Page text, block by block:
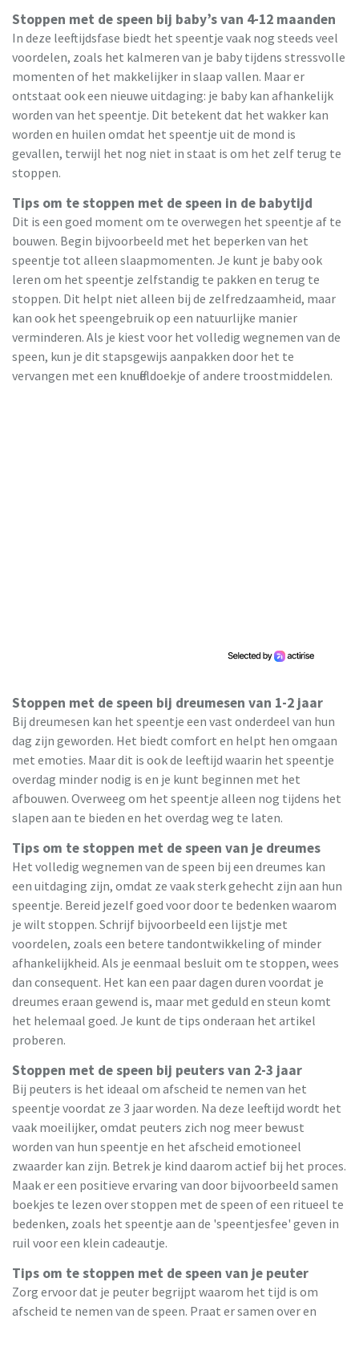
Stoppen met de speen bij baby’s van 4-12 maanden
In deze leeftijdsfase biedt het speentje vaak nog steeds veel
voordelen, zoals het kalmeren van je baby tijdens stressvolle
momenten of het makkelijker in slaap vallen. Maar er
ontstaat ook een nieuwe uitdaging: je baby kan afhankelijk
worden van het speentje. Dit betekent dat het wakker kan
worden en huilen omdat het speentje uit de mond is
gevallen, terwijl het nog niet in staat is om het zelf terug te
stoppen.
Tips om te stoppen met de speen in de babytijd
Dit is een goed moment om te overwegen het speentje af te
bouwen. Begin bijvoorbeeld met het beperken van het
speentje tot alleen slaapmomenten. Je kunt je baby ook
leren om het speentje zelfstandig te pakken en terug te
stoppen. Dit helpt niet alleen bij de zelfredzaamheid, maar
kan ook het speengebruik op een natuurlijke manier
verminderen. Als je kiest voor het volledig wegnemen van de
speen, kun je dit stapsgewijs aanpakken door het te
vervangen met een knuffeldoekje of andere troostmiddelen.
Stoppen met de speen bij dreumesen van 1-2 jaar
Bij dreumesen kan het speentje een vast onderdeel van hun
dag zijn geworden. Het biedt comfort en helpt hen omgaan
met emoties. Maar dit is ook de leeftijd waarin het speentje
overdag minder nodig is en je kunt beginnen met het
afbouwen. Overweeg om het speentje alleen nog tijdens het
slapen aan te bieden en het overdag weg te laten.
Tips om te stoppen met de speen van je dreumes
Het volledig wegnemen van de speen bij een dreumes kan
een uitdaging zijn, omdat ze vaak sterk gehecht zijn aan hun
speentje. Bereid jezelf goed voor door te bedenken waarom
je wilt stoppen. Schrijf bijvoorbeeld een lijstje met
voordelen, zoals een betere tandontwikkeling of minder
afhankelijkheid. Als je eenmaal besluit om te stoppen, wees
dan consequent. Het kan een paar dagen duren voordat je
dreumes eraan gewend is, maar met geduld en steun komt
het helemaal goed. Je kunt de tips onderaan het artikel
proberen.
Stoppen met de speen bij peuters van 2-3 jaar
Bij peuters is het ideaal om afscheid te nemen van het
speentje voordat ze 3 jaar worden. Na deze leeftijd wordt het
vaak moeilijker, omdat peuters zich nog meer bewust
worden van hun speentje en het afscheid emotioneel
zwaarder kan zijn. Betrek je kind daarom actief bij het proces.
Maak er een positieve ervaring van door bijvoorbeeld samen
boekjes te lezen over stoppen met de speen of een ritueel te
bedenken, zoals het speentje aan de 'speentjesfee' geven in
ruil voor een klein cadeautje.
Tips om te stoppen met de speen van je peuter
Zorg ervoor dat je peuter begrijpt waarom het tijd is om
afscheid te nemen van de speen. Praat er samen over en